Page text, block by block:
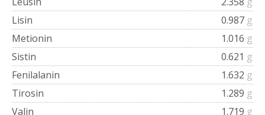
Lisin
0.987 g
Metionin
1.016 g
Sistin
0.621 g
Fenilalanin
1.632 g
Tirosin
1.289 g
Valin
1.719 g